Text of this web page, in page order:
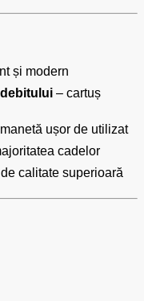
și modern
– cartuș
ușor de utilizat
cadelor
calitate superioară